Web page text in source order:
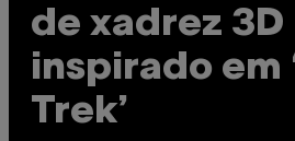
de xadrez 3D
inspirado em
Trek’